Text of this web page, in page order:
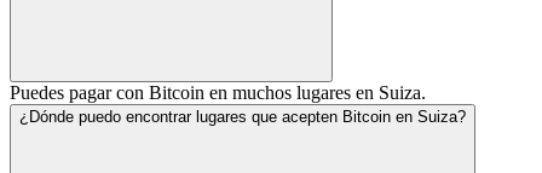
Puedes pagar con Bitcoin en muchos lugares en Suiza.
¿Dónde puedo encontrar lugares que acepten Bitcoin en Suiza?